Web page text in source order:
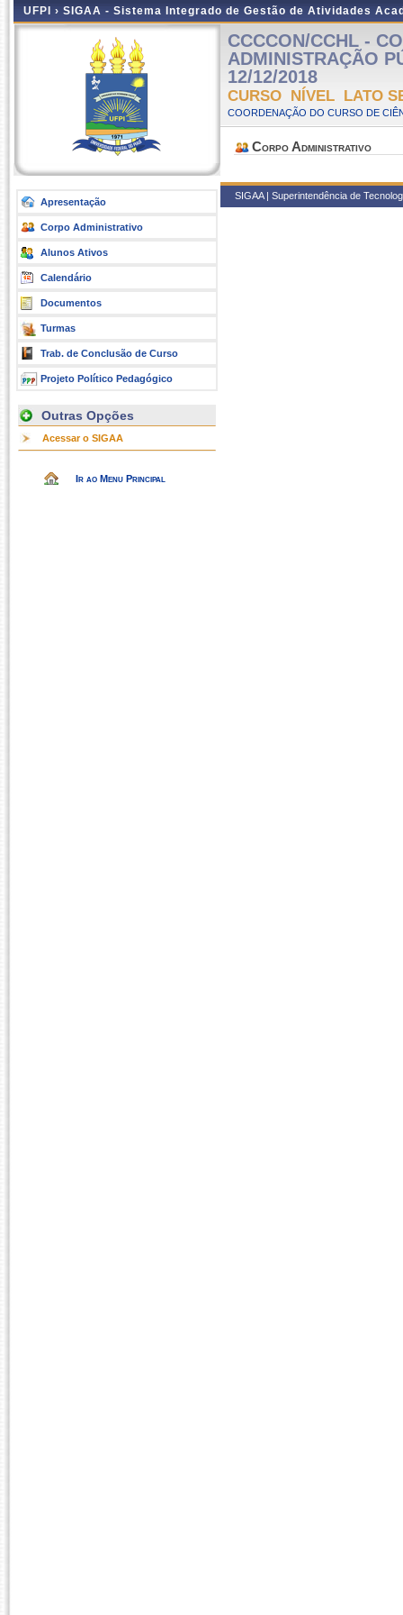
UFPI › SIGAA - Sistema Integrado de Gestão de Atividades
Apresentação
Corpo Administrativo
Alunos Ativos
Calendário
Documentos
Turmas
Trab. de Conclusão de Curso
Projeto Político Pedagógico
Outras Opções
Acessar o SIGAA
Ir ao Menu Principal
CCCCON/CCHL -
ADMINISTRAÇÃO
12/12/2018
CURSO NÍVEL LATO
COORDENAÇÃO DO CURSO DE
Corpo Administrativo
SIGAA | Superintendência de